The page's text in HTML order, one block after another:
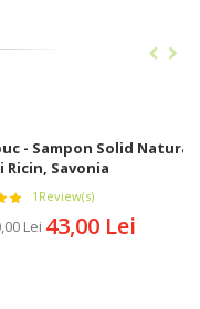
- Sampon Solid Natural
Ricin, Savonia
1 Review(s)
Lei 43,00 Lei